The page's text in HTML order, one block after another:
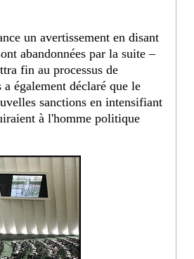
un avertissement en disant
abandonnées par la suite –
fin au processus de
également déclaré que le
sanctions en intensifiant
à l'homme politique